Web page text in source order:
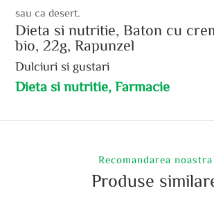
sau ca desert.
Dieta si nutritie, Baton cu
bio, 22g, Rapunzel
Dulciuri si gustari
Dieta si nutritie, Farmacie
Recomandarea noastra
Produse